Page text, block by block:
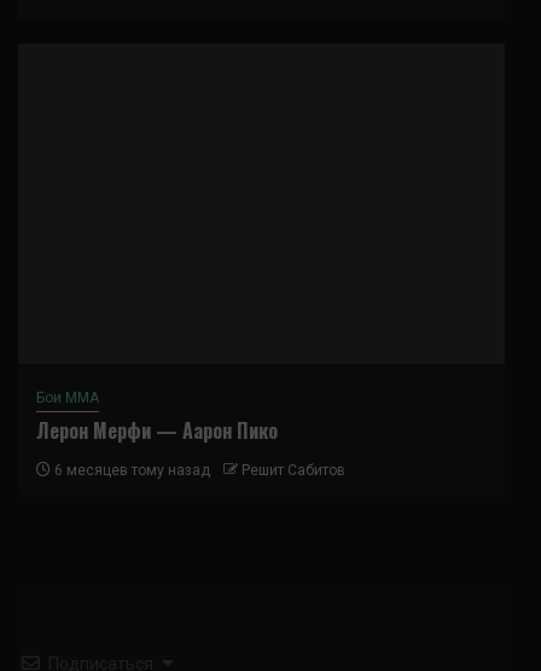
Бои ММА
Лерон Мерфи — Аарон Пико
6 месяцев тому назад Решит Сабитов